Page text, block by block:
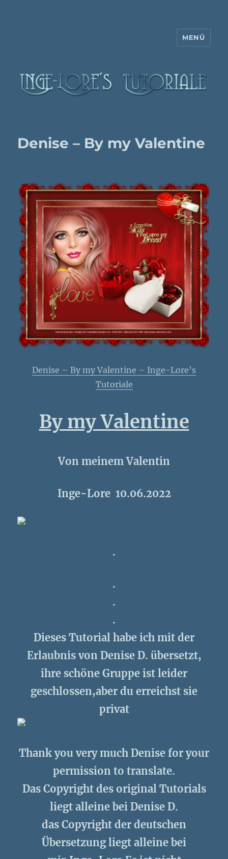
MENÜ
Denise – By my Valentine
Denise – By my Valentine – Inge-Lore’s
Tutoriale
By my Valentine
Von meinem Valentin
Inge-Lore 10.06.2022
.
.
.
.
Dieses Tutorial habe ich mit der
Erlaubnis von Denise D. übersetzt,
ihre schöne Gruppe ist leider
geschlossen,aber du erreichst sie
privat
Thank you very much Denise for your
permission to translate.
Das Copyright des original Tutorials
liegt alleine bei Denise D.
das Copyright der deutschen
Übersetzung liegt alleine bei